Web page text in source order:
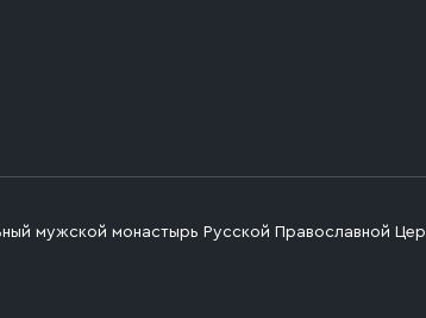
мужской монастырь Русской Православной